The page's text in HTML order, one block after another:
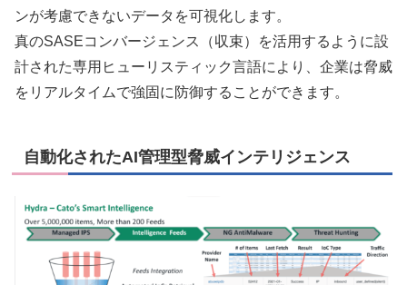
ンが考慮できないデータを可視化します。
真のSASEコンバージェンス（収束）を活用するように設
計された専用ヒューリスティック言語により、企業は脅威
をリアルタイムで強固に防御することができます。
自動化されたAI管理型脅威インテリジェンス